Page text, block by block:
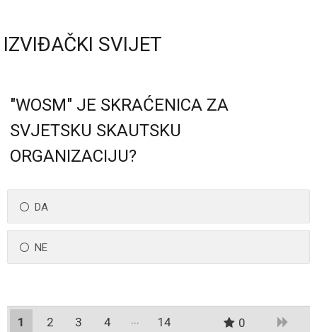
IZVIĐAČKI SVIJET
"WOSM" JE SKRAĆENICA ZA
SVJETSKU SKAUTSKU
ORGANIZACIJU?
DA
NE
1 2 3
4
14 0